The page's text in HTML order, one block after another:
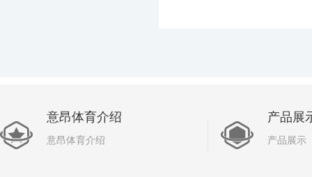
意昂体育介绍
意昂体育介绍
产品展
产品展示